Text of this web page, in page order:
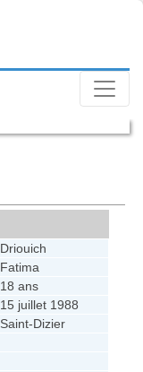
Driouich
Fatima
18 ans
15 juillet 1988
Saint-Dizier